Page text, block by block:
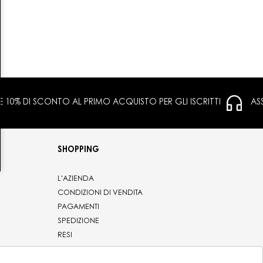
E 10% DI SCONTO AL PRIMO ACQUISTO PER GLI ISCRITTI
SHOPPING
L'AZIENDA
CONDIZIONI DI VENDITA
PAGAMENTI
SPEDIZIONE
RESI